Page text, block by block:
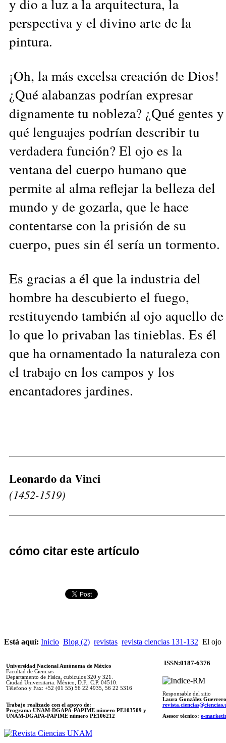
perspectiva y el divino arte de la
pintura.
¡Oh, la más excelsa creación de Dios!
¿Qué alabanzas podrían expresar
dignamente tu nobleza? ¿Qué gentes y
qué lenguajes podrían describir tu
verdadera función? El ojo es la
ventana del cuerpo humano que
permite al alma reflejar la belleza del
mundo y de gozarla, que le hace
contentarse con la prisión de su
cuerpo, pues sin él sería un tormento.
Es gracias a él que la industria del
hombre ha descubierto el fuego,
restituyendo también al ojo aquello de
lo que lo privaban las tinieblas. Es él
que ha ornamentado la naturaleza con
el trabajo en los campos y los
encantadores jardines.
Leonardo da Vinci
(1452-1519)
cómo citar este artículo
Está aquí: Inicio Blog (2) revistas revista ciencias 131-132 El ojo
Universidad Nacional Autónoma de México
Facultad de Ciencias
Departamento de Física, cubículos 320 y 321.
Ciudad Universitaria. México, D.F., C.P. 04510.
Télefono y Fax: +52 (01 55) 56 22 4935, 56 22 5316
Trabajo realizado con el apoyo de:
Programa UNAM-DGAPA-PAPIME número PE103509 y
UNAM-DGAPA-PAPIME número PE106212
ISSN:0187-6376
Responsable del sitio
Laura González Guerrero
Asesor técnico: e-